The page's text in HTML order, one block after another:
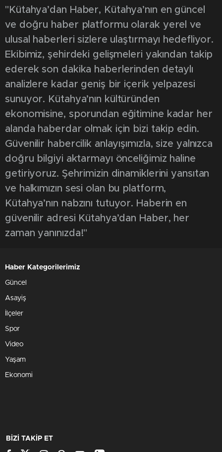
"Kütahya’dan Haber, Kütahya’nın en güncel
ve doğru haber platformu olarak yerel ve
ulusal haberleri sizlere ulaştırmayı hedefliyor.
Ekibimiz, şehirdeki gelişmeleri yakından takip
ederek son dakika haberlerinden detaylı
analizlere kadar geniş bir içerik yelpazesi
sunuyor. Kütahya’nın kültüründen
ekonomisine, sporundan eğitimine kadar her
alanda haberdar olmak için bizi takip edin.
Güvenilir habercilik anlayışımızla, size yalnızca
doğru bilgiyi aktarmayı önceliğimiz haline
getiriyoruz. Şehrimizin dinamiklerini yansıtan
ve halkımızın sesi olan bu platform,
Kütahya’nın nabzını tutuyor. Haberin en
güvenilir adresi Kütahya’dan Haber, her
zaman yanınızda!"
Haber Kategorilerimiz
Güncel
Asayiş
İlçeler
Spor
Video
Yaşam
Ekonomi
BİZİ TAKİP ET